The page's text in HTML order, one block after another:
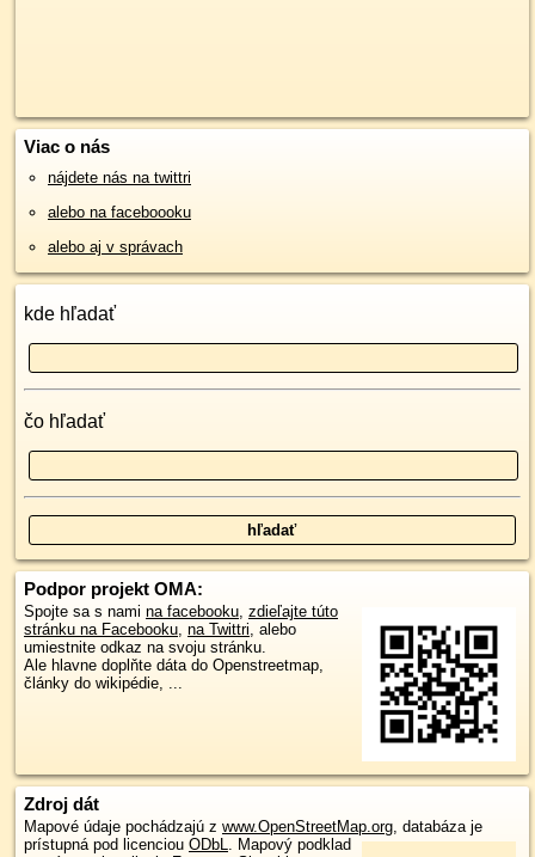
Viac o nás
nájdete nás na twittri
alebo na faceboooku
alebo aj v správach
kde hľadať
čo hľadať
Podpor projekt OMA:
Spojte sa s nami na facebooku, zdieľajte túto
stránku na Facebooku, na Twittri, alebo
umiestnite odkaz na svoju stránku.
Ale hlavne doplňte dáta do Openstreetmap,
články do wikipédie, ...
Zdroj dát
Mapové údaje pochádzajú z www.OpenStreetMap.org, databáza je
prístupná pod licenciou ODbL. Mapový podklad